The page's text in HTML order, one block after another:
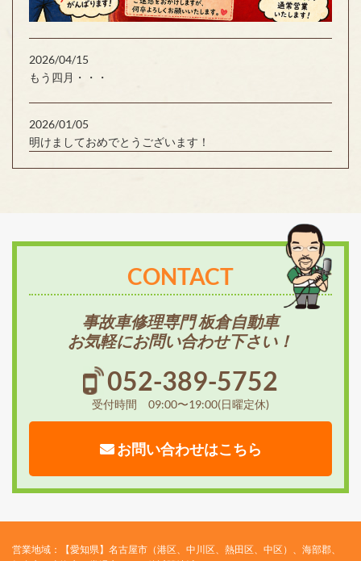
2026/04/15
もう四月・・・
2026/01/05
明けましておめでとうございます！
CONTACT
事故車修理専門 板倉自動車
お気軽にお問い合わせ下さい！
052-389-5752
受付時間 09:00〜19:00(日曜定休)
お問い合わせはこちら
営業地域：【愛知県】名古屋市（港区、中川区、熱田区、中区）、海部郡、